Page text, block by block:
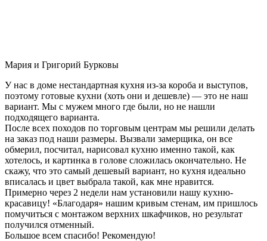
Мария и Григорий Бурковы
У нас в доме нестандартная кухня из-за короба и выступов,
поэтому готовые кухни (хоть они и дешевле) — это не наш
вариант. Мы с мужем много где были, но не нашли
подходящего варианта.
После всех походов по торговым центрам мы решили делать
на заказ под наши размеры. Вызвали замерщика, он все
обмерил, посчитал, нарисовал кухню именно такой, как
хотелось, и картинка в голове сложилась окончательно. Не
скажу, что это самый дешевый вариант, но кухня идеально
вписалась и цвет выбрала такой, как мне нравится.
Примерно через 2 недели нам установили нашу кухню-
красавицу! «Благодаря» нашим кривым стенам, им пришлось
помучиться с монтажом верхних шкафчиков, но результат
получился отменный.
Большое всем спасибо! Рекомендую!